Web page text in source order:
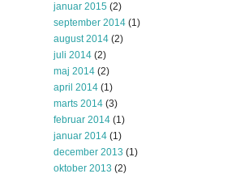
januar 2015 (2)
september 2014 (1)
august 2014 (2)
juli 2014 (2)
maj 2014 (2)
april 2014 (1)
marts 2014 (3)
februar 2014 (1)
januar 2014 (1)
december 2013 (1)
oktober 2013 (2)